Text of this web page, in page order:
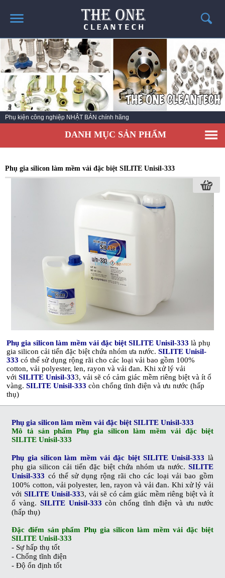
TRANG CHỦ
GIỚI THIỆU
THÔNG TIN SẢN PHẨM
TIN TỨC
LIÊN HỆ
CATALOG SẢN PHẨM
Phụ kiện công nghiệp NHẬT BẢN chính hãng
DANH MỤC SẢN PHẨM
Phụ gia silicon làm mềm vải đặc biệt SILITE Unisil-333
Phụ gia silicon làm mềm vải đặc biệt SILITE Unisil-333 là phụ
gia silicon cải tiến đặc biệt chứa nhóm ưa nước.SILITE Unisil-
333 có thể sử dụng rộng rãi cho các loại vải bao gồm 100%
cotton, vải polyester, len, rayon và vải đan. Khi xử lý vải
vớiSILITE Unisil-333, vải sẽ có cảm giác mềm riêng biệt và ít ố
vàng.SILITE Unisil-333 còn chống tĩnh điện và ưu nước (hấp
thụ)
Phụ gia silicon làm mềm vải đặc biệt SILITE Unisil-333
Mô tả sản phẩmPhụ gia silicon làm mềm vải đặc biệt
SILITE Unisil-333
Phụ gia silicon làm mềm vải đặc biệt SILITE Unisil-333 là
phụ gia silicon cải tiến đặc biệt chứa nhóm ưa nước. SILITE
Unisil-333 có thể sử dụng rộng rãi cho các loại vải bao gồm
100% cotton, vải polyester, len, rayon và vải đan. Khi xử lý vải
với SILITE Unisil-333, vải sẽ có cảm giác mềm riêng biệt và ít
ố vàng. SILITE Unisil-333 còn chống tĩnh điện và ưu nước
(hấp thụ)
Đặc điểm sản phẩmPhụ gia silicon làm mềm vải đặc biệt
SILITE Unisil-333
- Sự hấp thụ tốt
- Chống tĩnh điện
- Độ ổn định tốt